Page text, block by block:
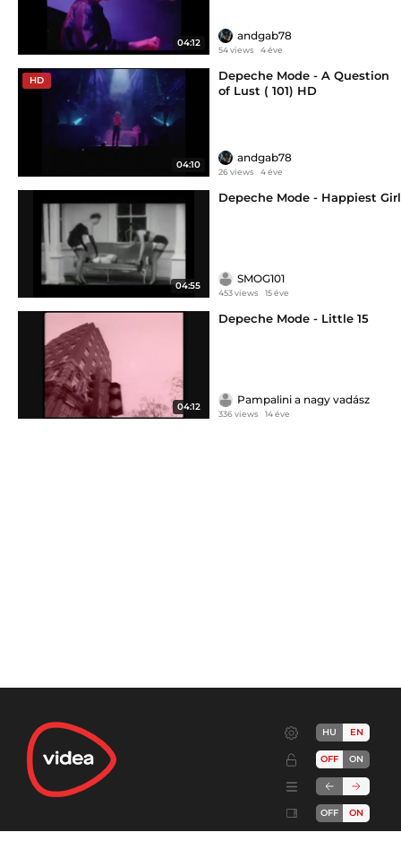
04:12
andgab78
54 views 4 éve
HD
04:10
Depeche Mode - A Question
of Lust ( 101) HD
andgab78
26 views 4 éve
04:55
Depeche Mode - Happiest Girl
SMOG101
453 views 15 éve
04:12
Depeche Mode - Little 15
Pampalini a nagy vadász
336 views 14 éve
HU EN
OFF ON
OFF ON